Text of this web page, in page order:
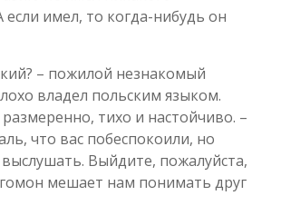
имел, то когда-нибудь он
– пожилой незнакомый
владел польским языком.
размеренно, тихо и настойчиво. –
что вас побеспокоили, но
Выйдите, пожалуйста,
мешает нам понимать друг